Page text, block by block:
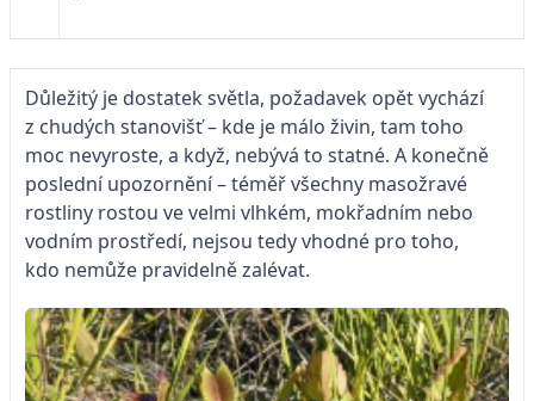
Důležitý je dostatek světla, požadavek opět vychází
z chudých stanovišť – kde je málo živin, tam toho
moc nevyroste, a když, nebývá to statné. A konečně
poslední upozornění – téměř všechny masožravé
rostliny rostou ve velmi vlhkém, mokřadním nebo
vodním prostředí, nejsou tedy vhodné pro toho,
kdo nemůže pravidelně zalévat.